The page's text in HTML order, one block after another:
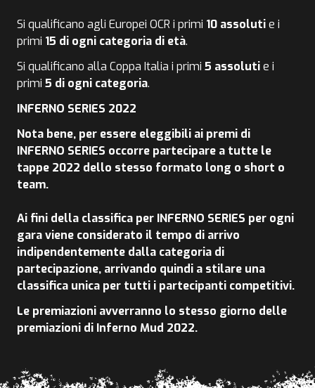
Si qualificano agli Europei OCR i primi 10 assolutie i
primi 15 di ogni categoria di età.
Si qualificano alla Coppa Italia i primi 5 assolutie i
primi 5 di ogni categoria.
INFERNO SERIES 2022
Nota bene, per essere eleggibili ai premi di
INFERNO SERIES occorre partecipare a tutte le
tappe 2022 dello stesso formato long o short o
team.
Ai fini della classifica per INFERNO SERIES per ogni
gara viene considerato il tempo di arrivo
indipendentemente dalla categoria di
partecipazione, arrivando quindi a stilare una
classifica unica per tutti i partecipanti competitivi.
Le premiazioni avverranno lo stesso giorno delle
premiazioni di Inferno Mud 2022.